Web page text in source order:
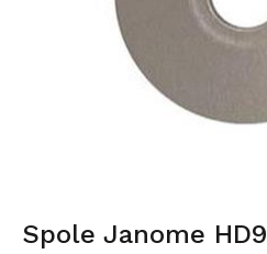
Spole Janome HD9